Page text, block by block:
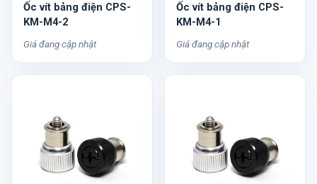
Ốc vít bảng điện CPS-
KM-M4-2
Giá đang cập nhật
Ốc vít bảng điện CPS-
KM-M4-1
Giá đang cập nhật